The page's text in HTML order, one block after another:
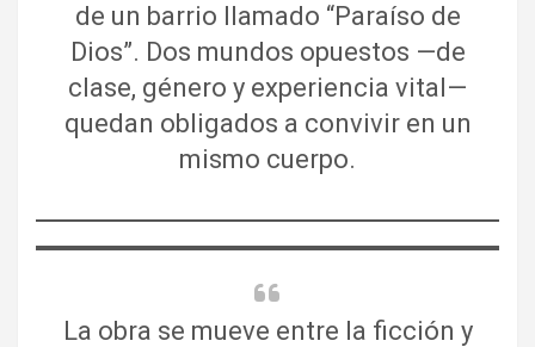
de un barrio llamado “Paraíso de
Dios”. Dos mundos opuestos —de
clase, género y experiencia vital—
quedan obligados a convivir en un
mismo cuerpo.
La obra se mueve entre la ficción y